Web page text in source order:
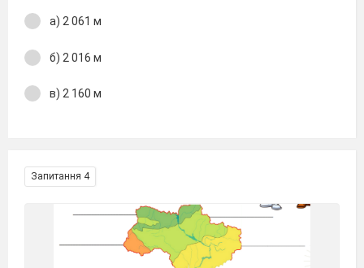
а) 2 061 м
б) 2 016 м
в) 2 160 м
Запитання 4